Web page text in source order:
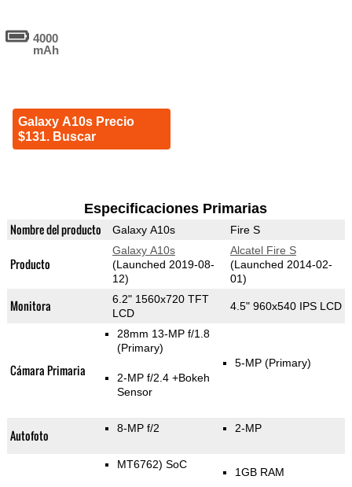
4000
mAh
Galaxy A10s Precio
$131. Buscar
Especificaciones Primarias
Nombre del producto Galaxy A10s Fire S
Producto
Galaxy A10s
(Launched 2019-08-
12)
Alcatel Fire S
(Launched 2014-02-
01)
Monitora
6.2" 1560x720 TFT
LCD
4.5" 960x540 IPS LCD
Cámara Primaria
28mm 13-MP f/1.8
(Primary)
2-MP f/2.4 +Bokeh
Sensor
5-MP (Primary)
Autofoto 8-MP f/2 2-MP
MT6762) SoC
1GB RAM